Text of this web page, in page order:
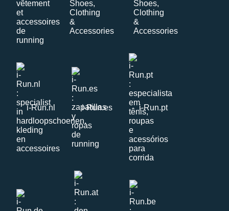
i-Run.nl i-Run.es i-Run.pt